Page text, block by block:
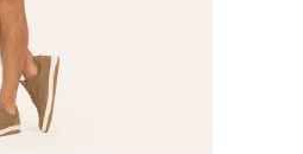
46 44